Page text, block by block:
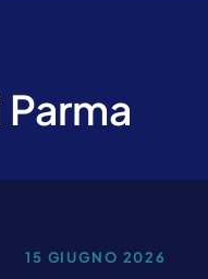
15 GIUGNO 2026